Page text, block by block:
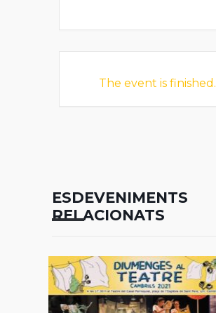
The event is finished.
ESDEVENIMENTS
RELACIONATS